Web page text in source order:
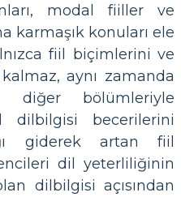
modal fiiller ve
karmaşık konuları ele
fiil biçimlerini ve
aynı zamanda
diğer bölümleriyle
dilbilgisi becerilerini
giderek artan fiil
dil yeterliliğinin
dilbilgisi açısından